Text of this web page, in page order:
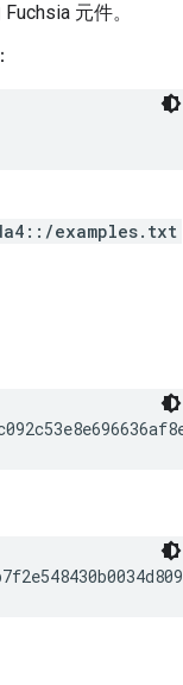
元件。
examples.txt